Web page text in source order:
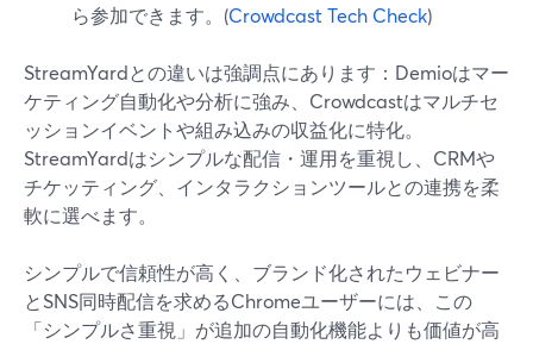
ら参加できます。(Crowdcast Tech Check)
StreamYardとの違いは強調点にあります：Demioはマー
ケティング自動化や分析に強み、Crowdcastはマルチセ
ッションイベントや組み込みの収益化に特化。
StreamYardはシンプルな配信・運用を重視し、CRMや
チケッティング、インタラクションツールとの連携を柔
軟に選べます。
シンプルで信頼性が高く、ブランド化されたウェビナー
とSNS同時配信を求めるChromeユーザーには、この
「シンプルさ重視」が追加の自動化機能よりも価値が高